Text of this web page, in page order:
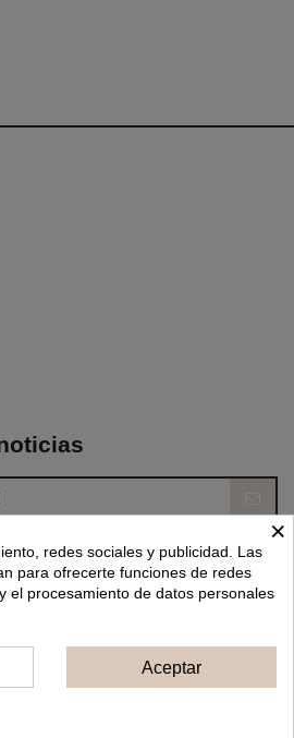
de contacto en
lascondiciones generales y la política de privacidad.
×
redes sociales y publicidad. Las
para ofrecerte funciones de redes
el procesamiento de datos personales
Aceptar